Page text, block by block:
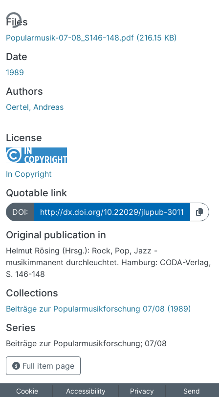
Files
Popularmusik-07-08_S146-148.pdf (216.15 KB)
Date
1989
Authors
Oertel, Andreas
License
In Copyright
Quotable link
DOI: http://dx.doi.org/10.22029/jlupub-3011
Original publication in
Helmut Rösing (Hrsg.): Rock, Pop, Jazz -
musikimmanent durchleuchtet. Hamburg: CODA-Verlag,
S. 146-148
Collections
Beiträge zur Popularmusikforschung 07/08 (1989)
Series
Beiträge zur Popularmusikforschung; 07/08
Full item page
Cookie Accessibility Privacy Send